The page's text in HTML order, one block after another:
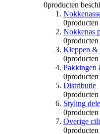
0producten
0
Nokkenas
0
Kleppen &
0
Pakkingen
0
Distributie
0
Styling
0
Overige
0